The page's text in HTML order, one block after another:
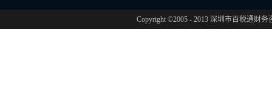
Copyright ©2005 - 2013 深圳市百税通财务